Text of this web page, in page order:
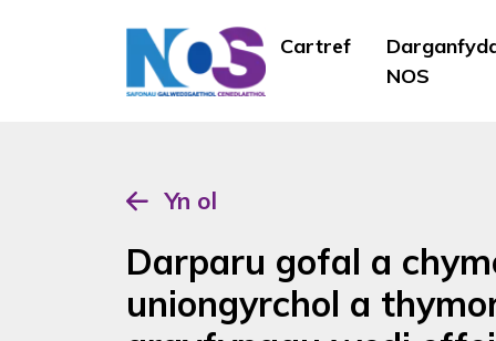
Cartref
NOS
Yn ol
Darparu gofal a
uniongyrchol a